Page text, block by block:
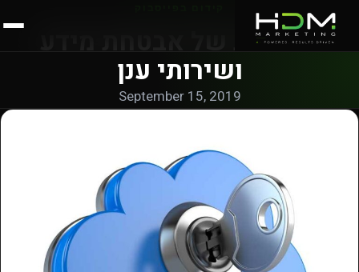
חשיבות של אבטחת מידע
ושירותי ענן
September 15, 2019